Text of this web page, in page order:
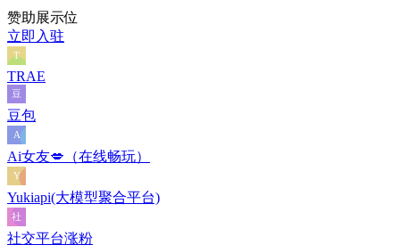
赞助展示位
立即入驻
TRAE
豆包
Ai女友💋（在线畅玩）
Yukiapi(大模型聚合平台)
社交平台涨粉